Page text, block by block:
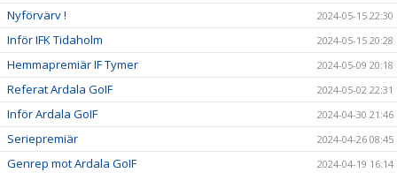
Nyförvärv ! 2024-05-15 22:30
Inför IFK Tidaholm 2024-05-15 20:28
Hemmapremiär IF Tymer 2024-05-09 20:18
Referat Ardala GoIF 2024-05-02 22:31
Inför Ardala GoIF 2024-04-30 21:46
Seriepremiär 2024-04-26 08:45
Genrep mot Ardala GoIF 2024-04-19 16:14